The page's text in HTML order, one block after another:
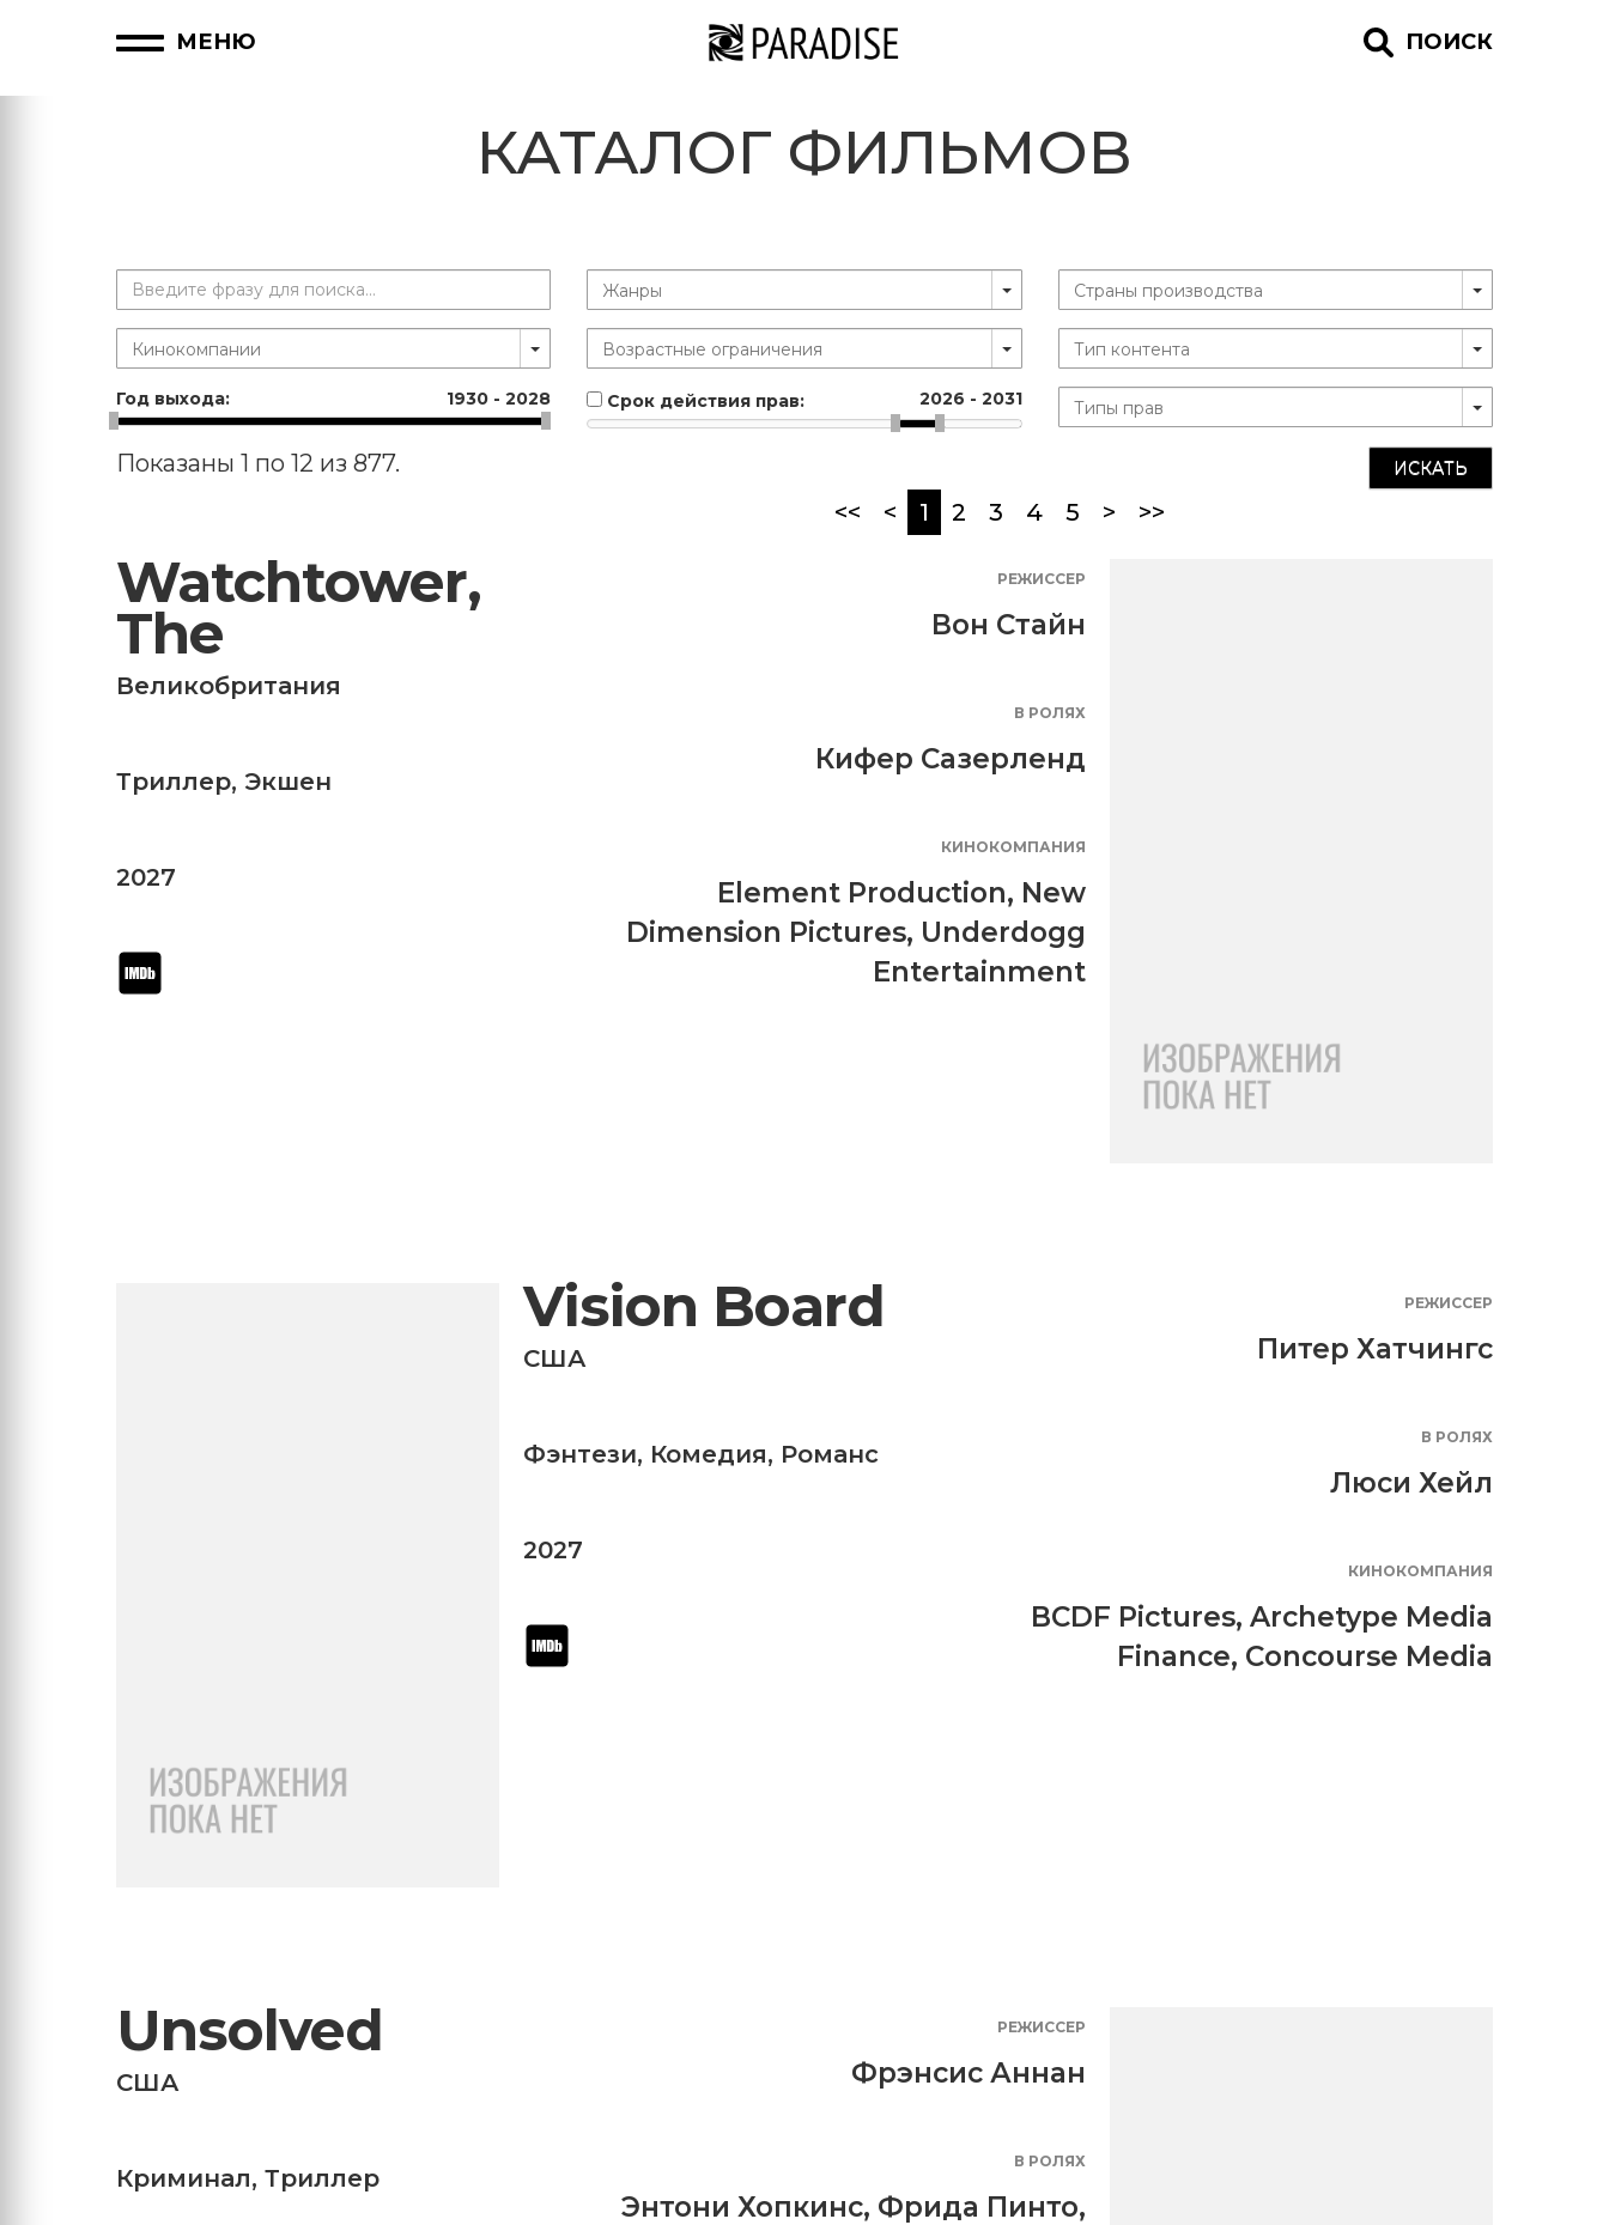
МЕНЮ ПОИСК
КАТАЛОГ ФИЛЬМОВ
Год выхода: 1930 -2028 Срок действия прав: 2026 - 2031
ИСКАТЬ
Показаны 1 по 12 из 877.
<<
< 1 (current)
2 3 4 5 > >>
Watchtower,
The
Великобритания
Триллер, Экшен
2027
РЕЖИССЕР
Вон Стайн
В РОЛЯХ
Кифер Сазерленд
КИНОКОМПАНИЯ
Element Production, New
Dimension Pictures, Underdogg
Entertainment
Vision Board
США
Фэнтези, Комедия, Романс
2027
РЕЖИССЕР
Питер Хатчингс
В РОЛЯХ
Люси Хейл
КИНОКОМПАНИЯ
BCDF Pictures, Archetype Media
Finance, Concourse Media
Unsolved
США
Криминал, Триллер
РЕЖИССЕР
Фрэнсис Аннан
В РОЛЯХ
Энтони Хопкинс, Фрида Пинто,